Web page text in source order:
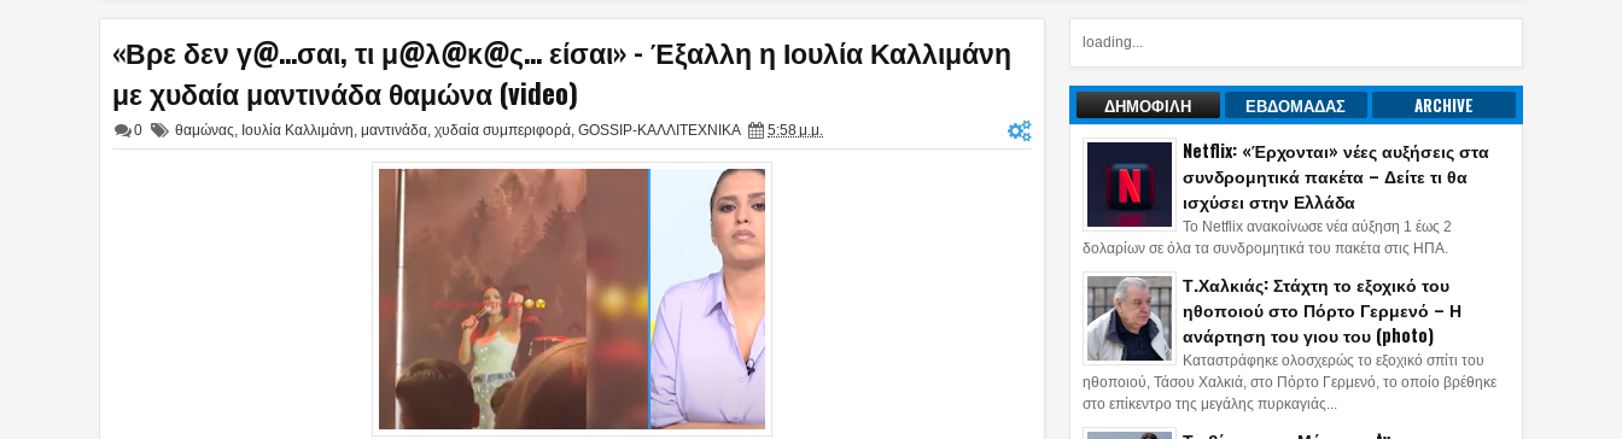
«Βρε δεν γ@…σαι, τι μ@λ@κ@ς… είσαι» - Έξαλλη η Ιουλία Καλλιμάνη
με χυδαία μαντινάδα θαμώνα (video)
0 θαμώνας Ιουλία Καλλιμάνη μαντινάδα χυδαία συμπεριφορά GOSSIP-ΚΑΛΛΙΤΕΧΝΙΚΑ 5:58 μ.μ.
loading...
ΔΗΜΟΦΙΛΗ ΕΒΔΟΜΑΔΑΣ ARCHIVE
Netflix: «Έρχονται» νέες αυξήσεις στα
συνδρομητικά πακέτα – Δείτε τι θα
ισχύσει στην Ελλάδα
Το Netflix ανακοίνωσε νέα αύξηση 1 έως 2
δολαρίων σε όλα τα συνδρομητικά του πακέτα στις ΗΠΑ.
Τ.Χαλκιάς: Στάχτη το εξοχικό του
ηθοποιού στο Πόρτο Γερμενό – Η
ανάρτηση του γιου του (photo)
Καταστράφηκε ολοσχερώς το εξοχικό σπίτι του
ηθοποιού, Τάσου Χαλκιά, στο Πόρτο Γερμενό, το οποίο βρέθηκε
στο επίκεντρο της μεγάλης πυρκαγιάς...